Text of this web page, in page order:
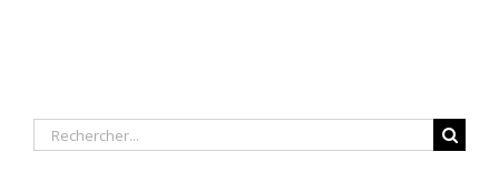
Rechercher: